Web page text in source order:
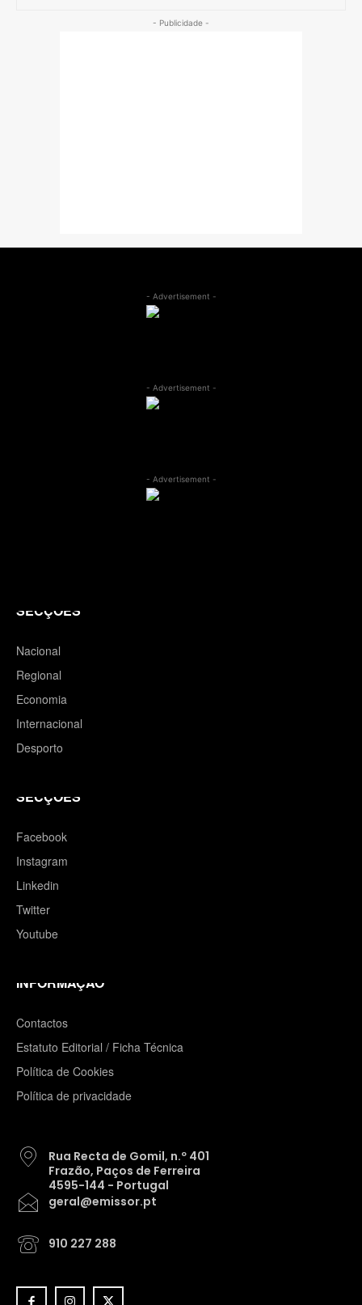
- Publicidade -
- Advertisement -
- Advertisement -
- Advertisement -
SECÇÕES
Nacional
Regional
Economia
Internacional
Desporto
SECÇÕES
Facebook
Instagram
Linkedin
Twitter
Youtube
INFORMAÇÃO
Contactos
Estatuto Editorial / Ficha Técnica
Política de Cookies
Política de privacidade
Rua Recta de Gomil, n.º 401
Frazão, Paços de Ferreira
4595-144 - Portugal
geral@emissor.pt
910 227 288